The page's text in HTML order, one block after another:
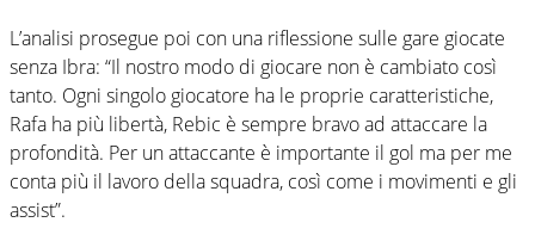
L’analisi prosegue poi con una riflessione sulle gare giocate
senza Ibra: “Il nostro modo di giocare non è cambiato così
tanto. Ogni singolo giocatore ha le proprie caratteristiche,
Rafa ha più libertà, Rebic è sempre bravo ad attaccare la
profondità. Per un attaccante è importante il gol ma per me
conta più il lavoro della squadra, così come i movimenti e gli
assist”.